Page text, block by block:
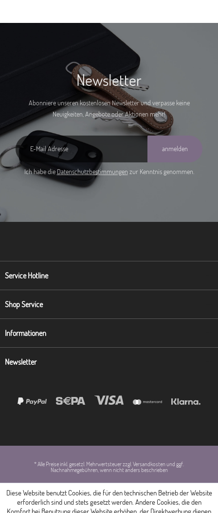
Newsletter
Abonniere unseren kostenlosen Newsletter und verpasse keine
Neuigkeiten, Angebote oder Aktionen mehr!
anmelden
Ich habe die Datenschutzbestimmungen zur Kenntnis genommen.
Service Hotline
Shop Service
Informationen
Newsletter
* Alle Preise inkl. gesetzl. Mehrwertsteuer zzgl. Versandkosten und ggf.
Nachnahmegebühren, wenn nicht anders beschrieben
Diese Website benutzt Cookies, die für den technischen Betrieb der Website
erforderlich sind und stets gesetzt werden. Andere Cookies, die den